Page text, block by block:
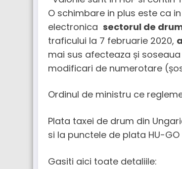
O schimbare in plus este ca
electronica sectorul de
traficului la 7 februarie 2020,
mai sus afecteaza și
modificari de numerotare
Ordinul de ministru ce
Plata taxei de drum din
si la punctele de plata HU-
Gasiti aici toate detaliile: